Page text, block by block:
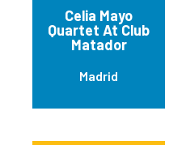
Celia Mayo
Quartet At Club
Matador
Madrid